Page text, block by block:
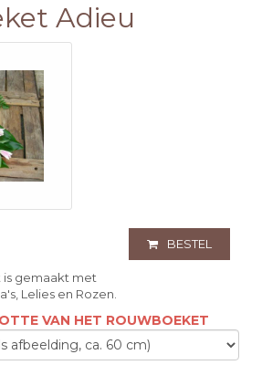
Adieu
BESTEL
gemaakt met
Lelies en Rozen.
VAN HET ROUWBOEKET